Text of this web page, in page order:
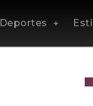
Deportes